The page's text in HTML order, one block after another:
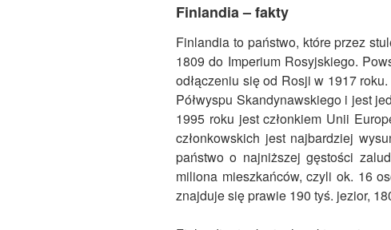
Finlandia – fakty
Finlandia to państwo, które przez
1809 do Imperium Rosyjskiego.
odłączeniu się od Rosji w 1917
Półwyspu Skandynawskiego i jest
1995 roku jest członkiem Unii
członkowskich jest najbardziej
państwo o najniższej gęstości
miliona mieszkańców, czyli ok. 16
znajduje się prawie 190 tyś. jezior,